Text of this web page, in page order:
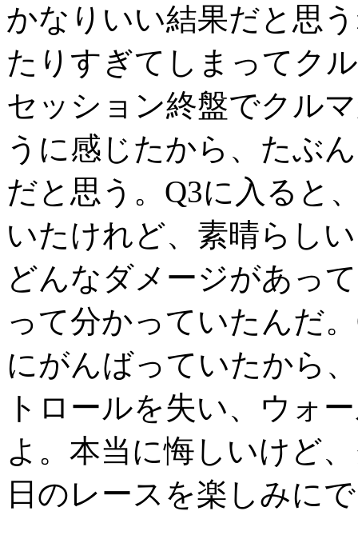
かなりいい結果だと思
たりすぎてしまってク
セッション終盤でクル
うに感じたから、たぶ
だと思う。Q3に入ると
いたけれど、素晴らし
どんなダメージがあっ
って分かっていたんだ
にがんばっていたから
トロールを失い、ウォ
よ。本当に悔しいけど
日のレースを楽しみに